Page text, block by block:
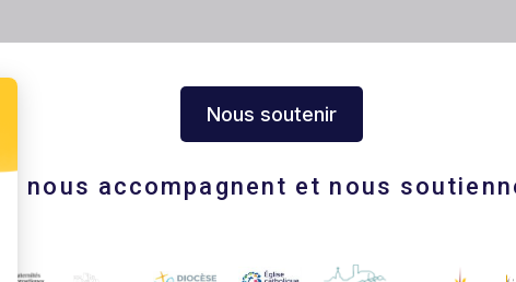
Nous soutenir
Ils nous accompagnent et nous